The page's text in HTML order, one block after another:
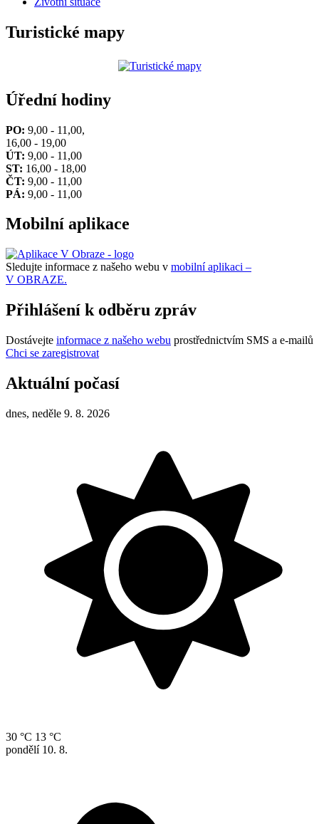
Turistické mapy
Úřední hodiny
PO: 9,00 - 11,00,
16,00 - 19,00
ÚT: 9,00 - 11,00
ST: 16,00 - 18,00
ČT: 9,00 - 11,00
PÁ: 9,00 - 11,00
Mobilní aplikace
Sledujte informace z našeho webu v mobilní aplikaci –
V OBRAZE.
Přihlášení k odběru zpráv
Dostávejte informace z našeho webu prostřednictvím SMS a e-mailů
Chci se zaregistrovat
Aktuální počasí
dnes, neděle 9. 8. 2026
30 °C 13 °C
pondělí 10. 8.